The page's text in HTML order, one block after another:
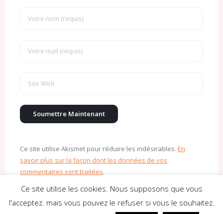
Ce site utilise Akismet pour réduire les indésirables. En
savoir plus sur la façon dont les données de vos
commentaires sont traitées.
Ce site utilise les cookies. Nous supposons que vous
l'acceptez. mais vous pouvez le refuser si vous le souhaitez.